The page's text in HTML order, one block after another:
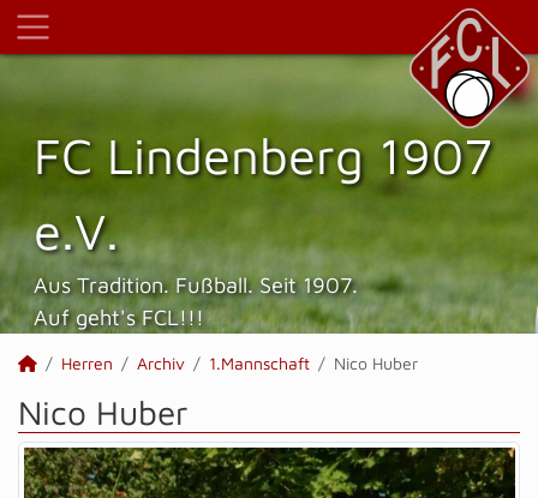
FC Lindenberg 1907
e.V.
Aus Tradition. Fußball. Seit 1907.
Auf geht's FCL!!!
Herren Archiv 1.Mannschaft Nico Huber
Nico Huber